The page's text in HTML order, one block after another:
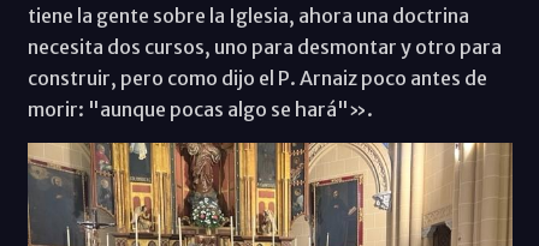
tiene la gente sobre la Iglesia, ahora una doctrina
necesita dos cursos, uno para desmontar y otro para
construir, pero como dijo el P. Arnaiz poco antes de
morir: "aunque pocas algo se hará"».